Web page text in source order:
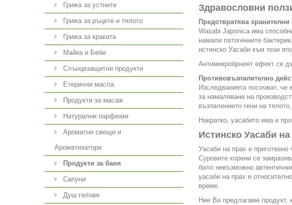
Грижа за устните
Грижа за ръцете и тялото
Грижа за краката
Майка и Бебе
Слънцезащитни продукти
Етерични масла
Продукти за масаж
Натурални парфюми
Ароматни свещи и
Ароматизатори
Продукти за баня
Сапуни
Душ гелове
Здравословни
Предотвратява хранителни
Wasabi Japonica има
намали патогенните
истинско Уасаби към тези
Антимикробрният ефект се
Противовъзпалително
Изследванията посочват, че
за намаляване на
възпалението гени на
Накратко, уасабито има и
Истинско Уасаби
Уасаби на прах е приготвено
Суровите корени се
било невъзможно
уасаби на прах е
време.
Ние Ви предлагаме продукт,